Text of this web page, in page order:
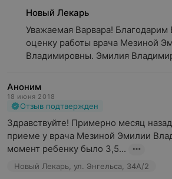
Новый Лекарь
Уважаемая Варвара! Благодарим
оценку работы врача Мезиной
Владимировны. Эмилия
Аноним
18 июня 2018
Отзыв подтвержден
Здравствуйте! Примерно месяц
приеме у врача Мезиной Эмилии
момент ребенку было 3,5...
Новый Лекарь, ул. Энгельса, 34А/2